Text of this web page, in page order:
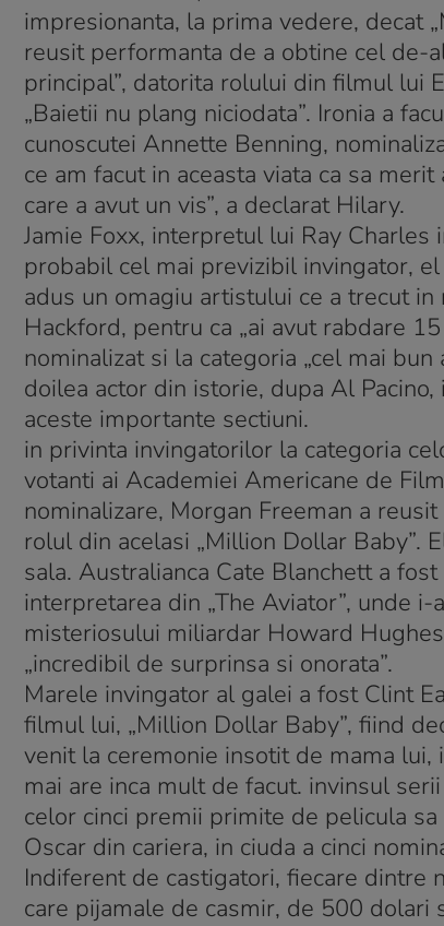
impresionanta, la prima vedere, decat
reusit performanta de a obtine cel de-
principal”, datorita rolului din filmul lui
„Baietii nu plang niciodata”. Ironia a
cunoscutei Annette Benning,
ce am facut in aceasta viata ca sa
care a avut un vis”, a declarat Hilary.
Jamie Foxx, interpretul lui Ray
probabil cel mai previzibil invingator,
adus un omagiu artistului ce a trecut
Hackford, pentru ca „ai avut rabdare
nominalizat si la categoria „cel mai
doilea actor din istorie, dupa Al
aceste importante sectiuni.
in privinta invingatorilor la categoria
votanti ai Academiei Americane de
nominalizare, Morgan Freeman a
rolul din acelasi „Million Dollar Baby”.
sala. Australianca Cate Blanchett a
interpretarea din „The Aviator”, unde
misteriosului miliardar Howard
„incredibil de surprinsa si onorata”.
Marele invingator al galei a fost Clint
filmul lui, „Million Dollar Baby”, fiind
venit la ceremonie insotit de mama lui,
mai are inca mult de facut. invinsul
celor cinci premii primite de pelicula
Oscar din cariera, in ciuda a cinci
Indiferent de castigatori, fiecare dintre
care pijamale de casmir, de 500